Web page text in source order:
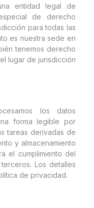
entidad legal de
de derecho
para todas las
es nuestra sede en
tenemos derecho
lugar de jurisdicción
los datos
forma legible por
tareas derivadas de
y almacenamiento
el cumplimiento del
Los detalles
de privacidad.